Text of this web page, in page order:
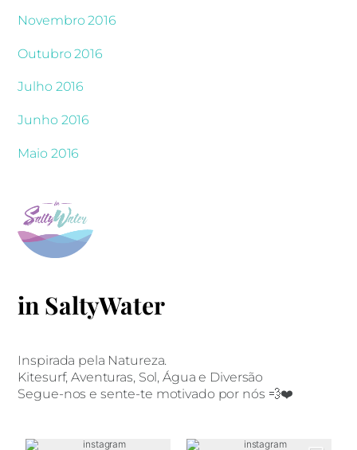
Novembro 2016
Outubro 2016
Julho 2016
Junho 2016
Maio 2016
in SaltyWater
Inspirada pela Natureza.
Kitesurf, Aventuras, Sol, Água e Diversão
Segue-nos e sente-te motivado por nós 💨❤️